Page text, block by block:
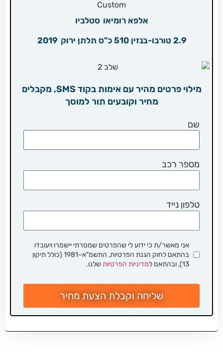
אלפא רומיאו סטלביו
2.9 טורבו-בנזין 510 כ"ס תלתן ירוק
2019
מילוי פרטים מהיר עם אימות בקוד SMS, מקבלים
מחיר וקובעים תור למוסך
שם
מספר רכב
טלפון נייד
אני מאשר/ת כי ידוע לי שהפרטים שמסרתי יישמרו ויעובדו
בהתאם לחוק הגנת הפרטיות, התשמ"א–1981 (כולל תיקון
13), ובהתאם ל
מדיניות הפרטיות שלנו.
שליחה וקבלת הצעת מחיר